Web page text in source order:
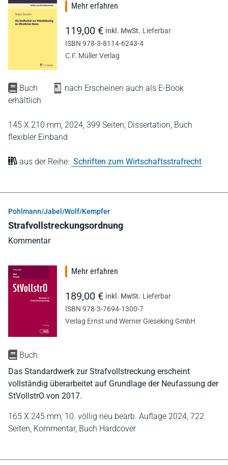
Buch
nach Erscheinen auch als E-Book
erhältlich
145 X 210 mm, 2024, 399 Seiten, Dissertation, Buch
flexibler Einband
aus der Reihe: Schriften zum Wirtschaftsstrafrecht
Mehr erfahren
119,00 € inkl. MwSt. Lieferbar
ISBN 978-3-8114-6243-4
C.F. Müller Verlag
Pohlmann/Jabel/Wolf/Kempfer
Strafvollstreckungsordnung
Kommentar
Buch
Das Standardwerk zur Strafvollstreckung erscheint
vollständig überarbeitet auf Grundlage der Neufassung der
StVollstrO von 2017.
165 X 245 mm, 10. völlig neu bearb. Auflage 2024, 722
Seiten, Kommentar, Buch Hardcover
Mehr erfahren
189,00 € inkl. MwSt. Lieferbar
ISBN 978-3-7694-1300-7
Verlag Ernst und Werner Gieseking GmbH